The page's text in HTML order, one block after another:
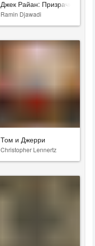
Джек Райан: Призрачная
Ramin Djawadi
Том и Джерри
Christopher Lennertz